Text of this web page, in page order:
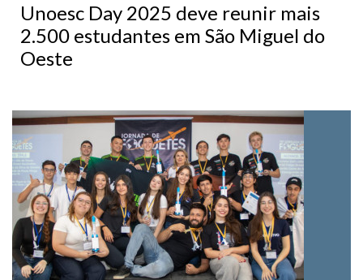
Unoesc Day 2025 deve reunir mais
2.500 estudantes em São Miguel do
Oeste